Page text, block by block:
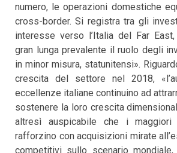
numero, le operazioni domestiche
cross-border. Si registra tra gli
interesse verso l’Italia del Far
gran lunga prevalente il ruolo degli
in minor misura, statunitensi».
crescita del settore nel 2018,
eccellenze italiane continuino ad
sostenere la loro crescita
altresì auspicabile che i
rafforzino con acquisizioni mirate
competitivi sullo scenario